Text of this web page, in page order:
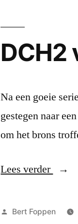
winst
DCH2
Na een goeie
gestegen naar
om het brons
Lees verder
haar
Geplaatst
Bert Foppen